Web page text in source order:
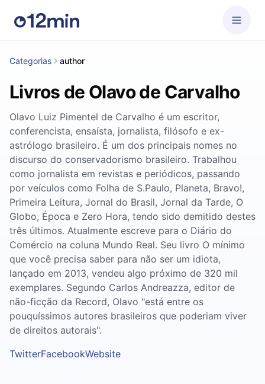
Categorias author
Livros de Olavo de Carvalho
Olavo Luiz Pimentel de Carvalho é um escritor,
conferencista, ensaísta, jornalista, filósofo e ex-
astrólogo brasileiro. É um dos principais nomes no
discurso do conservadorismo brasileiro. Trabalhou
como jornalista em revistas e periódicos, passando
por veículos como Folha de S.Paulo, Planeta, Bravo!,
Primeira Leitura, Jornal do Brasil, Jornal da Tarde, O
Globo, Época e Zero Hora, tendo sido demitido destes
três últimos. Atualmente escreve para o Diário do
Comércio na coluna Mundo Real. Seu livro O mínimo
que você precisa saber para não ser um idiota,
lançado em 2013, vendeu algo próximo de 320 mil
exemplares. Segundo Carlos Andreazza, editor de
não-ficção da Record, Olavo "está entre os
pouquíssimos autores brasileiros que poderiam viver
de direitos autorais".
TwitterFacebookWebsite